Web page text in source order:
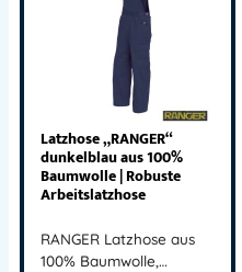
Latzhose „RANGER“
dunkelblau aus 100%
Baumwolle | Robuste
Arbeitslatzhose
RANGER Latzhose aus
100% Baumwolle,…